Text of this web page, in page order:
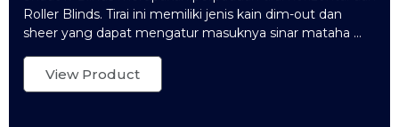
Roller Blinds. Tirai ini memiliki jenis kain dim-out dan
sheer yang dapat mengatur masuknya sinar mataha ...
View Product